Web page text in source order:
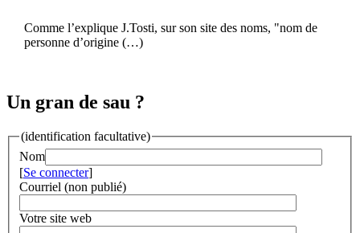
Comme l’explique J.Tosti, sur son site des noms, "nom de
personne d’origine (…)
Un gran de sau ?
(identification facultative)
Nom
[Se connecter]
Courriel (non publié)
Votre site web